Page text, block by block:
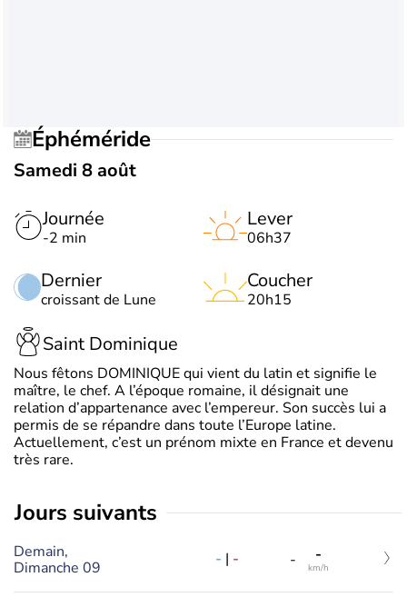
Éphéméride
Samedi 8 août
Journée
-2 min
Dernier
croissant de Lune
Lever
06h37
Coucher
20h15
Saint Dominique
Nous fêtons DOMINIQUE qui vient du latin et signifie le
maître, le chef. A l’époque romaine, il désignait une
relation d’appartenance avec l’empereur. Son succès lui a
permis de se répandre dans toute l’Europe latine.
Actuellement, c’est un prénom mixte en France et devenu
très rare.
jours suivants
Demain,
Dimanche 09
- | - - -
km/h